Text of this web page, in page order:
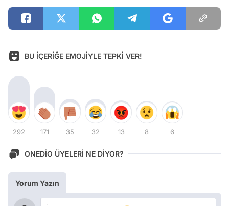
BU İÇERİĞE EMOJİYLE TEPKİ VER!
292 171 35 32 13 8 6
ONEDİO ÜYELERİ NE DİYOR?
Yorum Yazın